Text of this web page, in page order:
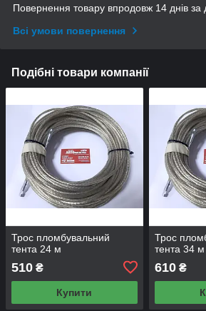
Повернення товару впродовж 14 днів за
Всі умови повернення
Подібні товари компанії
Трос пломбувальний
тента 24 м
510 ₴
Купити
Трос
тента 34 м
610₴